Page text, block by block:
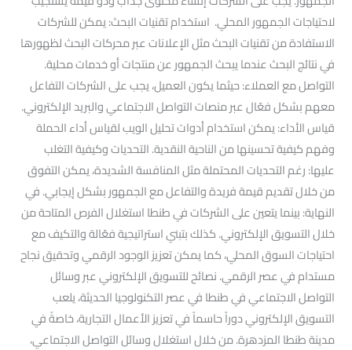
لاحتياجات الجمهور المحلي. استخدام تقنيات البحث: يمكن للشركات
الاستفادة من تقنيات البحث مثل الإعلانات عبر محركات البحث لظهورها
في نتائج البحث عندما يبحث الجمهور عن منتجات أو خدمات محلية.
التواصل مع العملاء: حيثما يكون العميل، يجب على الشركات التفاعل
معهم بشكل فعّال عبر منصات التواصل الاجتماعي والبريد الإلكتروني.
قياس الأداء: يمكن استخدام أدوات تحليل الويب لقياس أداء الحملة
وفهم كيفية تحسينها من الناحية النقدية. التحديات وكيفية التغلب
عليها: رغم التحديات المحتملة مثل المنافسة الشديدة، يمكن التفوق
من خلال تقديم قيمة فريدة والتفاعل مع الجمهور بشكل إيجابي. في
النهاية: بينما يتعين على الشركات في طنطا استغلال الفرص المتاحة من
خلال التسويق الإلكتروني. كذلك بتبني استراتيجية فعّالة والتكيف مع
احتياجات السوق المحلي، كما يمكن تعزيز الوجود الرقمي وتحقيق نجاح
مستدام في عصر الرقمي. نصائح للتسويق الإلكتروني عبر وسائل
التواصل الاجتماعي في طنطا في عصر التكنولوجيا الحديثة، يلعب
التسويق الإلكتروني دوراً حاسماً في تعزيز الأعمال التجارية، خاصةً في
مدينة طنطا المزدهرة. من خلال استغلال وسائل التواصل الاجتماعي،